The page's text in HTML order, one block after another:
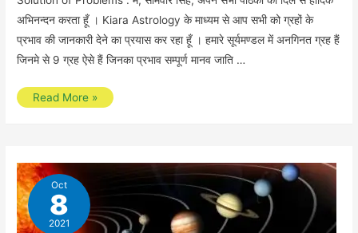
अभिनन्दन करता हूँ । Kiara Astrology के माध्यम से आप सभी को ग्रहों के
प्रभाव की जानकारी देने का प्रयास कर रहा हूँ । हमारे सूर्यमण्डल में अनगिनत ग्रह हैं
जिनमे से 9 ग्रह ऐसे हैं जिनका प्रभाव सम्पूर्ण मानव जाति …
Solution
Somvir
Singh
Read More »
Oct
8
2021